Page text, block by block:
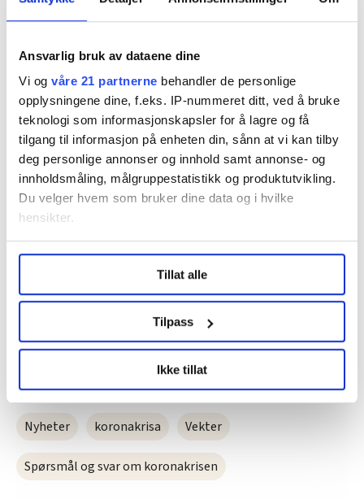
Ansvarlig bruk av dataene dine
Vi og våre 21 partnerne behandler de personlige
opplysningene dine, f.eks. IP-nummeret ditt, ved å bruke
teknologi som informasjonskapsler for å lagre og få
tilgang til informasjon på enheten din, sånn at vi kan tilby
deg personlige annonser og innhold samt annonse- og
innholdsmåling, målgruppestatistikk og produktutvikling.
Du velger hvem som bruker dine data og i hvilke
hensikter.
Undermer infokan du lese om hvordan dine personlige
data behandles og hvordan du kan velge hvordan de skal
brukes. Du kan hele tiden endre eller trekke tilbake ditt
samtykke fra erklæringen om informasjonskapsler.
LO Medias publikasjoner frifagbevegelse.no, hk-nytt.no
og fontene.no bruker informasjonskapsler (cookies) for å
lære hvordan våre nettsider blir brukt slik at vi tilby
statistikk.
nettstedet med LO Medias egne samarbeidspartnere
Tillat alle
Tilpass
Ikke tillat
Gudbrandsen mener Stortinget bør ta en
gjennomgang av reglene, og fjerne hindringene for at
arbeidsfolk kan ta utdanning.
– I første omgang bør i alle fall unntaksreglene endres,
slik at man kan fortsette utdanningen i inntil 12
måneder, slik at du kan komme deg gjennom et
årsstudium.
Han peker på at det er et stort behov for
etterutdanning i samfunnet.
– Det snakkes så vakkert om livslang læring. Da bør
man ikke straffes hvis man velger å ta utdanning.
Denne artikkelen erover fem år gammel.
Nyheter koronakrisa Vekter
Spørsmål og svar om koronakrisen